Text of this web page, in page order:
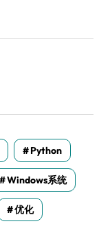
Python
Windows系统
优化